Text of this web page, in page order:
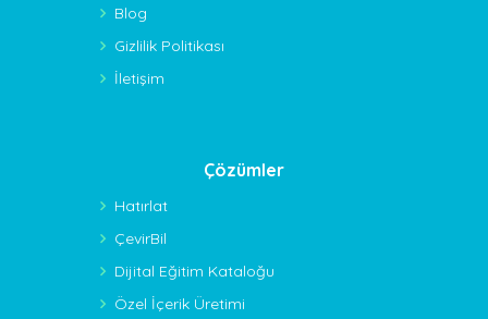
Blog
Gizlilik Politikası
İletişim
Çözümler
Hatırlat
ÇevirBil
Dijital Eğitim Kataloğu
Özel İçerik Üretimi